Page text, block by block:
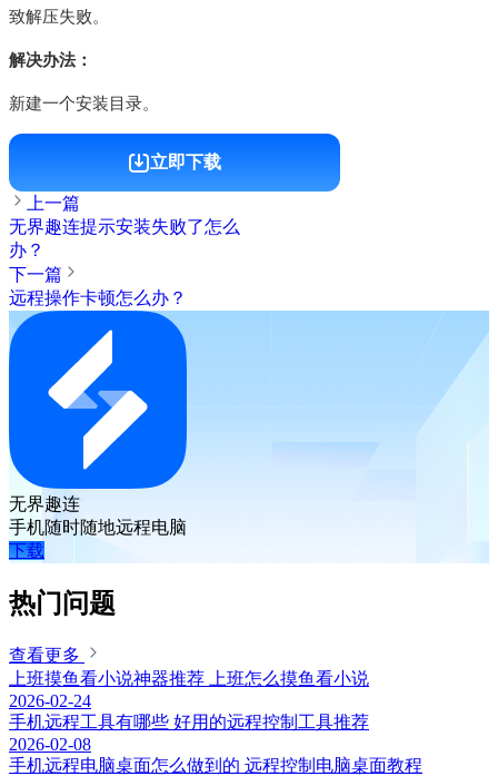
致解压失败。
解决办法：
新建一个安装目录。
立即下载
上一篇
无界趣连提示安装失败了怎么
办？
下一篇
远程操作卡顿怎么办？
无界趣连
手机随时随地远程电脑
下载
热门问题
查看更多
上班摸鱼看小说神器推荐 上班怎么摸鱼看小说
2026-02-24
手机远程工具有哪些 好用的远程控制工具推荐
2026-02-08
手机远程电脑桌面怎么做到的 远程控制电脑桌面教程